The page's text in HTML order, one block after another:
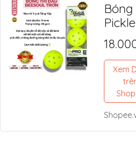
Bóng
Lỗ
Tế,
Thi
Tập
Xem